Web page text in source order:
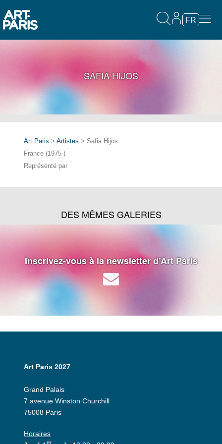
FR
SAFIA HIJOS
Art Paris > Artistes > Safia Hijos
France (1975-)
Représenté par
DES MÊMES GALERIES
Inscrivez-vous à la newsletter d’Art Paris
Art Paris 2027
Grand Palais
7 avenue Winston Churchill
75008 Paris
Horaires
er